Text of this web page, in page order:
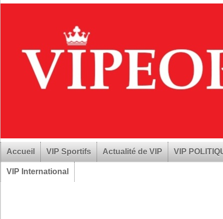
Accueil VIP Sportifs Actualité de VIP VIP
VIP International